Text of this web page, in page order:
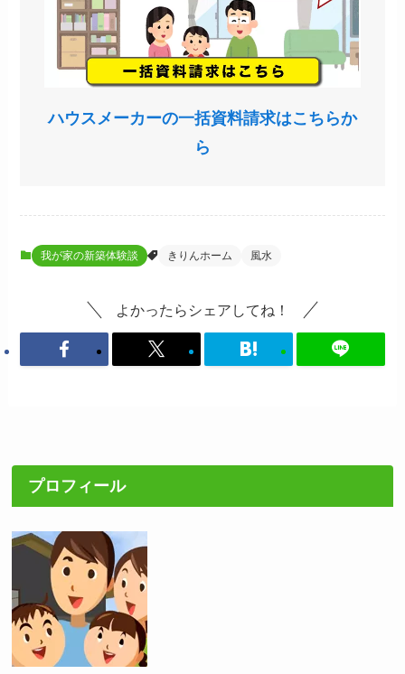
ハウスメーカーの一括資料請求はこちらか
ら
我が家の新築体験談 きりんホーム 風水
よかったらシェアしてね！
プロフィール